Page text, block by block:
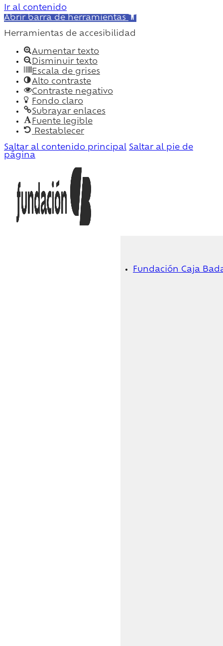
Ir al contenido
Abrir barra de herramientas
Herramientas de accesibilidad
Aumentar texto
Disminuir texto
Escala de grises
Alto contraste
Contraste negativo
Fondo claro
Subrayar enlaces
Fuente legible
Restablecer
Saltar al contenido principal Saltar al pie de
página
Fundación Caja